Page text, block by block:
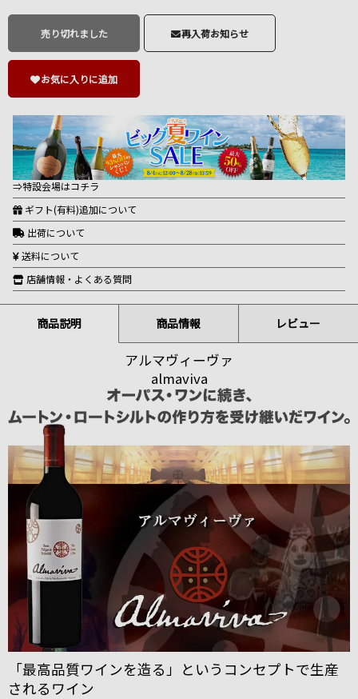
売り切れました 再入荷お知らせ
お気に入りに追加
⇒特設会場はコチラ
ギフト(有料)追加について
出荷について
送料について
店舗情報・よくある質問
商品説明 商品情報 レビュー
アルマヴィーヴァ
almaviva
「最高品質ワインを造る」というコンセプトで生産
されるワイン